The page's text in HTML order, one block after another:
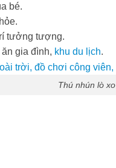
bé.
tưởng tượng.
gia đình, khu du lịch.
Thú nhún lò xo